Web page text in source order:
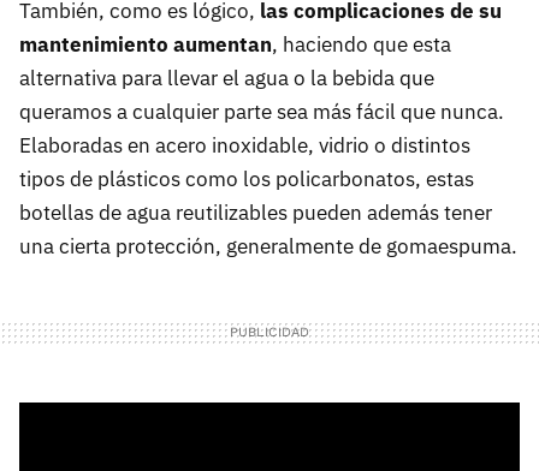
También, como es lógico, las complicaciones de su
mantenimiento aumentan, haciendo que esta
alternativa para llevar el agua o la bebida que
queramos a cualquier parte sea más fácil que nunca.
Elaboradas en acero inoxidable, vidrio o distintos
tipos de plásticos como los policarbonatos, estas
botellas de agua reutilizables pueden además tener
una cierta protección, generalmente de gomaespuma.